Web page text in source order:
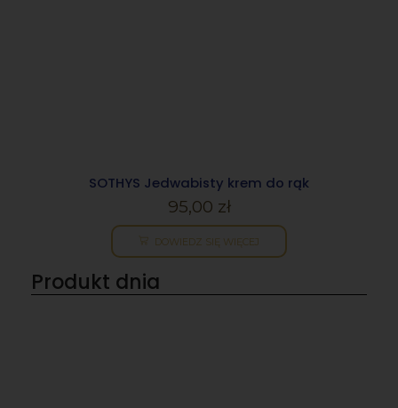
SOTHYS Jedwabisty krem do rąk
95,00 zł
DOWIEDZ SIĘ WIĘCEJ
Produkt dnia